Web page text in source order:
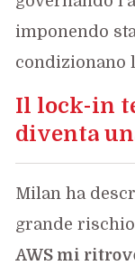
imponendo
condizionano
Il lock-in
diventa
Milan ha
grande
AWS mi